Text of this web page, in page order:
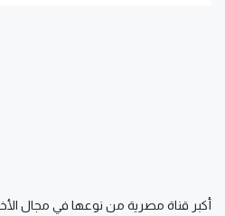
أكبر قناة مصرية من نوعها في مجال